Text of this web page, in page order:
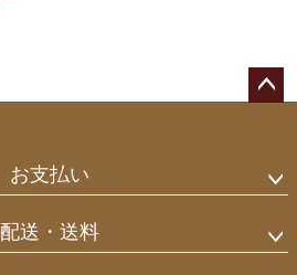
お支払い
配送・送料